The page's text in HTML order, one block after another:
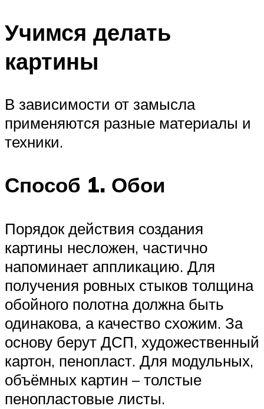
Учимся делать
картины
В зависимости от замысла
применяются разные материалы и
техники.
Способ 1. Обои
Порядок действия создания
картины несложен, частично
напоминает аппликацию. Для
получения ровных стыков толщина
обойного полотна должна быть
одинакова, а качество схожим. За
основу берут ДСП, художественный
картон, пенопласт. Для модульных,
объёмных картин – толстые
пенопластовые листы.